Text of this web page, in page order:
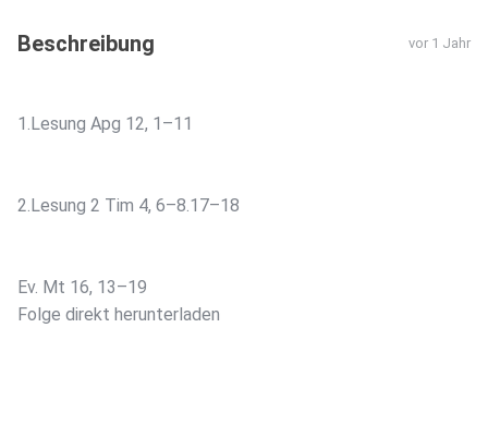
Beschreibung vor 1 Jahr
1.Lesung Apg 12, 1–11
2.Lesung 2 Tim 4, 6–8.17–18
Ev. Mt 16, 13–19
Folge direkt herunterladen